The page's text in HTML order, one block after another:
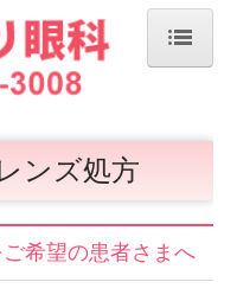
ンズ処方
希望の患者さまへ